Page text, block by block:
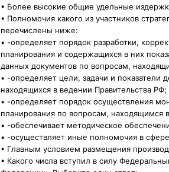
• Более высокие общие удельные
• Полномочия какого из участников
перечислены ниже:
• -определяет порядок разработки,
планирования и содержащихся в них
данных документов по вопросам,
• -определяет цели, задачи и показатели
находящихся в ведении Правительства РФ;
• -определяет порядок осуществления
планирования по вопросам, находящимся
• -обеспечивает методическое
• -осуществляет иные полномочия в
• Главным условием размещения
• Какого числа вступил в силу